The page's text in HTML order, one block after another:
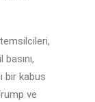
bir kabus
ve